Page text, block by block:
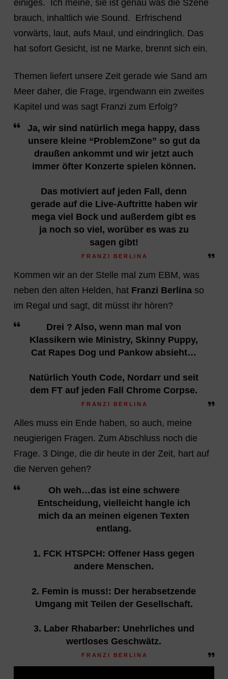
einiges. Ich meine, sie ist genau was die Szene
brauch, inhaltlich wie Sound. Erfrischend
vorwärts, laut, aufs Maul, und eindringlich. Das
hat sofort Gesicht, ist ne Marke, brennt sich ein.
Themen liefert unsere Zeit gerade wie Sand am
Meer daher, die Frage, irgendwann ein zweites
Kapitel und was sagt Franzi zum Erfolg?
Ja, wir sind natürlich mega happy, dass
unsere kleine “ProblemZone” so gut da
draußen ankommt und wir jetzt auch
immer öfter Konzerte spielen können.
Das motiviert auf jeden Fall, denn
gerade auf die Live-Auftritte haben wir
mega viel Bock und außerdem gibt es
ja noch so viel, worüber es was zu
sagen gibt!
FRANZI BERLINA
Kommen wir an der Stelle mal zum EBM, was
neben den alten Helden, hat Franzi Berlinaso
im Regal und sagt, dit müsst ihr hören?
Drei ? Also, wenn man mal von
Klassikern wie Ministry, Skinny Puppy,
Cat Rapes Dog und Pankow absieht…
Natürlich Youth Code, Nordarr und seit
dem FT auf jeden Fall Chrome Corpse.
FRANZI BERLINA
Alles muss ein Ende haben, so auch, meine
neugierigen Fragen. Zum Abschluss noch die
Frage. 3 Dinge, die dir heute in der Zeit, hart auf
die Nerven gehen?
Oh weh…das ist eine schwere
Entscheidung, vielleicht hangle ich
mich da an meinen eigenen Texten
entlang.
1. FCK HTSPCH: Offener Hass gegen
andere Menschen.
2. Femin is muss!: Der herabsetzende
Umgang mit Teilen der Gesellschaft.
3. Laber Rhabarber: Unehrliches und
wertloses Geschwätz.
FRANZI BERLINA